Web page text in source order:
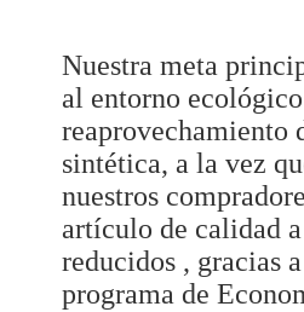
Nuestra meta
al entorno
reaprovechamiento
sintética, a la vez
nuestros
artículo de calidad
reducidos , gracias
programa de